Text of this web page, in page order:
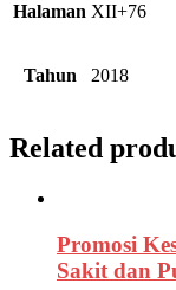
Halaman XII+76
Tahun 2018
Related
Promosi
Sakit dan